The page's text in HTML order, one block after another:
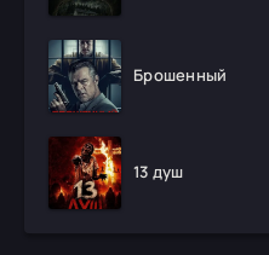
Брошенный
13 душ